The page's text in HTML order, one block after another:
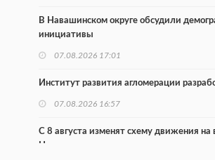
В Навашинском округе обсудили
инициативы
07.08.2026 17:01
Институт развития агломерации
07.08.2026 16:57
С 8 августа изменят схему движения
Новгород